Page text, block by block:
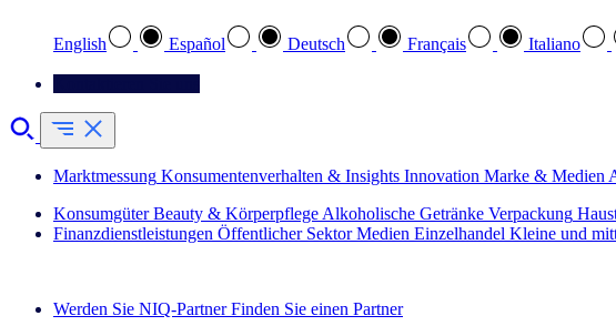
English Español Deutsch Français Italiano
Marktmessung Konsumentenverhalten & Insights Innovation Marke & Medien
Konsumgüter Beauty & Körperpflege Alkoholische Getränke Verpackung
Finanzdienstleistungen Öffentlicher Sektor Medien Einzelhandel Kleine und
Werden Sie NIQ-Partner Finden Sie einen Partner